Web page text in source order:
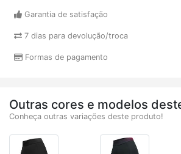
Garantia de satisfação
7 dias para devolução/troca
Formas de pagamento
Outras cores e modelos
Conheça outras variações deste produto!